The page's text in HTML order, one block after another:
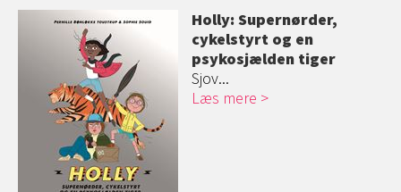
Holly: Supernørder,
cykelstyrt og en
psykosjælden tiger
Sjov...
Læs mere